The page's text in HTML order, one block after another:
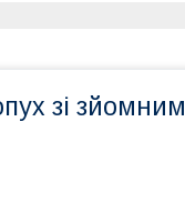
зі зйомним